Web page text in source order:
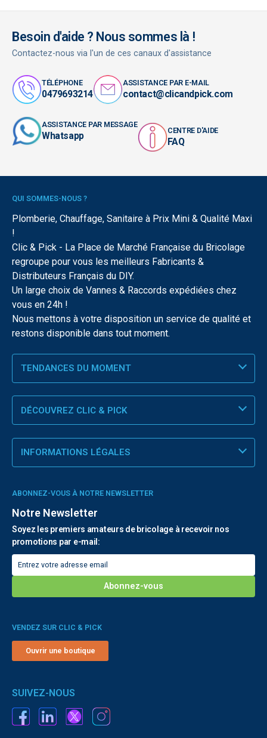
Besoin d'aide ? Nous sommes là !
Contactez-nous via l'un de ces canaux d'assistance
TÉLÉPHONE
0479693214
ASSISTANCE PAR E-MAIL
contact@clicandpick.com
ASSISTANCE PAR MESSAGE
Whatsapp CENTRE D'AIDE
FAQ
QUI SOMMES-NOUS ?
Plomberie, Chauffage, Sanitaire à Prix Mini & Qualité Maxi
!
Clic & Pick - La Place de Marché Française du Bricolage
regroupe pour vous les meilleurs Fabricants &
Distributeurs Français du DIY.
Un large choix de Vannes & Raccords expédiées chez
vous en 24h !
Nous mettons à votre disposition un service de qualité et
restons disponible dans tout moment.
TENDANCES DU MOMENT
DÉCOUVREZ CLIC & PICK
INFORMATIONS LÉGALES
ABONNEZ-VOUS À NOTRE NEWSLETTER
Notre Newsletter
Soyez les premiers amateurs de bricolage à recevoir nos
promotions par e-mail:
VENDEZ SUR CLIC & PICK
Ouvrir une boutique
SUIVEZ-NOUS